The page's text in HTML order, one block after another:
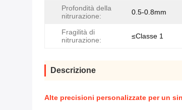
Profondità della
nitrurazione:
0.5-0.8mm
Fragilità di
nitrurazione:
≤Classe 1
Descrizione
Alte precisioni personalizzate per un